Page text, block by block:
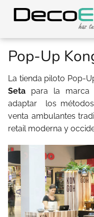
Pop-Up
La tienda piloto Pop-
Seta para la marca
adaptar los
venta ambulantes
retail moderna y